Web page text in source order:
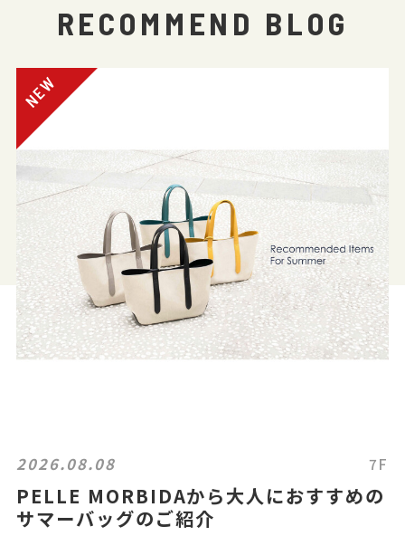
RECOMMEND BLOG
2026.08.08 7F
PELLE MORBIDAから大人におすすめの
サマーバッグのご紹介